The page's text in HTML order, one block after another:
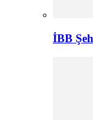
İBB